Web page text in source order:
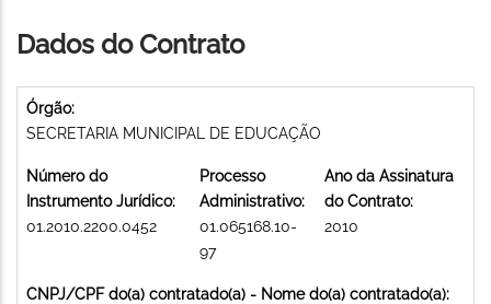
Dados do Contrato
Órgão:
SECRETARIA MUNICIPAL DE EDUCAÇÃO
Número do
Instrumento Jurídico:
01.2010.2200.0452
Processo
Administrativo:
01.065168.10-
97
Ano da Assinatura
do Contrato:
2010
CNPJ/CPF do(a) contratado(a) - Nome do(a) contratado(a):